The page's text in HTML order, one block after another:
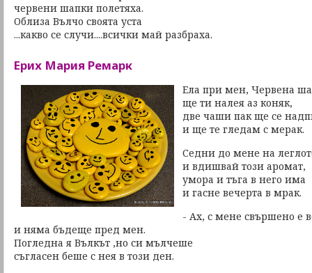
червени шапки полетяха.
Облиза Вълчо своята уста
...какво се случи....всички май разбраха.
Ерих Мария Ремарк
Ела при мен, Червена
ще ти налея аз коняк,
две чаши пак ще се
и ще те гледам с мерак.
Седни до мене на
и вдишвай този аромат,
умора и тъга в него има
и гасне вечерта в мрак.
- Aх, с мене свършено е
и няма бъдеще пред мен.
Погледна я Вълкът ,но си мълчеше
съгласен беше с нея в този ден.